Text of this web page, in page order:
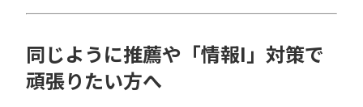
同じように推薦や「情報I」対策で
頑張りたい方へ